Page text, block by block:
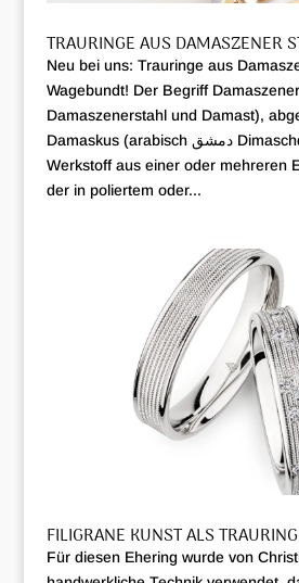
TRAURINGE AUS DAMASZENER
Neu bei uns: Trauringe aus
Wagebundt! Der Begriff
Damaszenerstahl und Damast),
Damaskus (arabisch دمشق Dimaschq), bezeichnet einen
Werkstoff aus einer oder mehreren
der in poliertem oder...
FILIGRANE KUNST ALS
Für diesen Ehering wurde von